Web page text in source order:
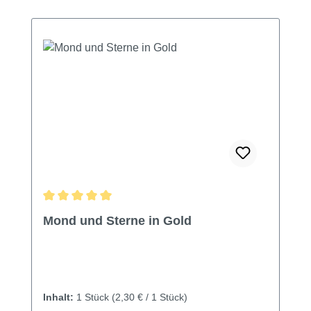
Mond und Sterne in Gold
Inhalt: 1 Stück (2,30 € / 1 Stück)